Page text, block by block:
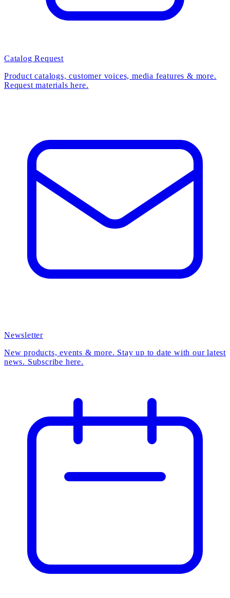
Catalog Request
Product catalogs, customer voices, media features & more.
Request materials here.
Newsletter
New products, events & more. Stay up to date with our latest
news. Subscribe here.